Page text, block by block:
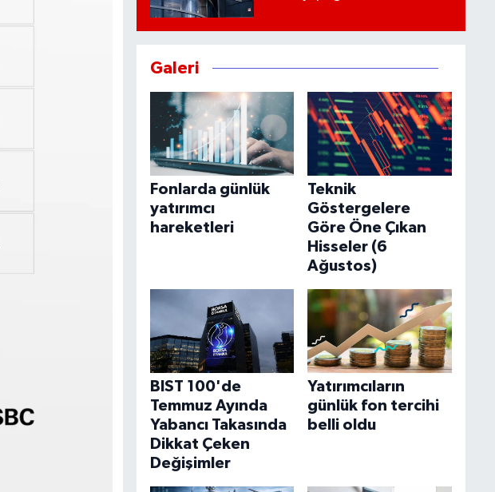
Galeri
Fonlarda günlük
yatırımcı
hareketleri
Teknik
Göstergelere
Göre Öne Çıkan
Hisseler (6
Ağustos)
BIST 100'de
Temmuz Ayında
Yabancı Takasında
Dikkat Çeken
Değişimler
Yatırımcıların
günlük fon tercihi
belli oldu